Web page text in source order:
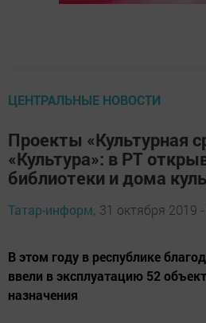
ЦЕНТРАЛЬНЫЕ НОВОСТИ
Проекты «Культурная
«Культура»: в РТ
библиотеки и дома
Татар-информ, 31 октября 2019
В этом году в республике
ввели в эксплуатацию 52
назначения